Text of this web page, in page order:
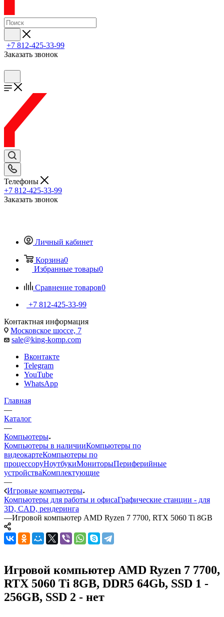
+7 812-425-33-99
Заказать звонок
Телефоны
+7 812-425-33-99
Заказать звонок
Личный кабинет
Корзина0
Избранные товары0
Сравнение товаров0
+7 812-425-33-99
Контактная информация
Московское шоссе, 7
sale@king-komp.com
Вконтакте
Telegram
YouTube
WhatsApp
Главная
—
Каталог
—
Компьютеры
Компьютеры в наличииКомпьютеры по
видеокартеКомпьютеры по
процессоруНоутбукиМониторыПериферийные
устройстваКомплектующие
—
Игровые компьютеры
Компьютеры для работы и офисаГрафические станции - для
3D, CAD, рендеринга
—Игровой компьютер AMD Ryzen 7 7700, RTX 5060 Ti 8GB
Игровой компьютер AMD Ryzen 7 7700,
RTX 5060 Ti 8GB, DDR5 64Gb, SSD 1 -
256GB, SSD 2 - нет